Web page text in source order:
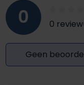
0 0
Geen